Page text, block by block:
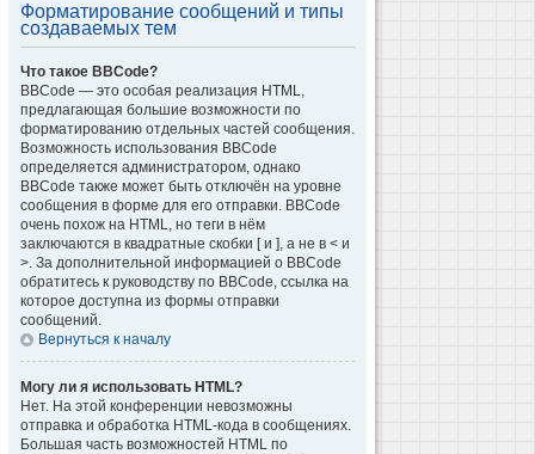
Форматирование сообщений и типы
создаваемых тем
Что такое BBCode?
BBCode — это особая реализация HTML,
предлагающая большие возможности по
форматированию отдельных частей сообщения.
Возможность использования BBCode
определяется администратором, однако
BBCode также может быть отключён на уровне
сообщения в форме для его отправки. BBCode
очень похож на HTML, но теги в нём
заключаются в квадратные скобки [ и ], а не в < и
>. За дополнительной информацией о BBCode
обратитесь к руководству по BBCode, ссылка на
которое доступна из формы отправки
сообщений.
Вернуться к началу
Могу ли я использовать HTML?
Нет. На этой конференции невозможны
отправка и обработка HTML-кода в сообщениях.
Большая часть возможностей HTML по